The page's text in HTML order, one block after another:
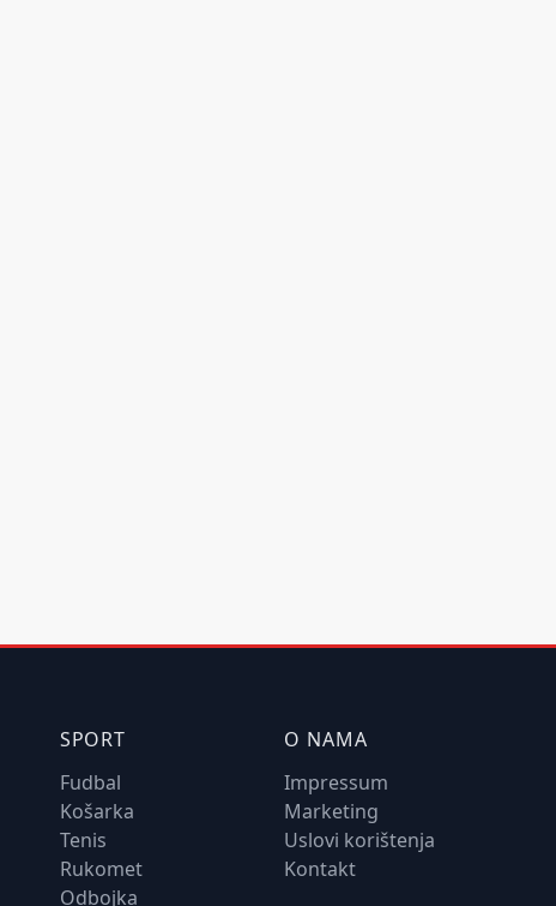
SPORT
Fudbal
Košarka
Tenis
Rukomet
Odbojka
O NAMA
Impressum
Marketing
Uslovi korištenja
Kontakt